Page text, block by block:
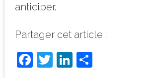
anticiper.
Partager cet article :
F
T
Li